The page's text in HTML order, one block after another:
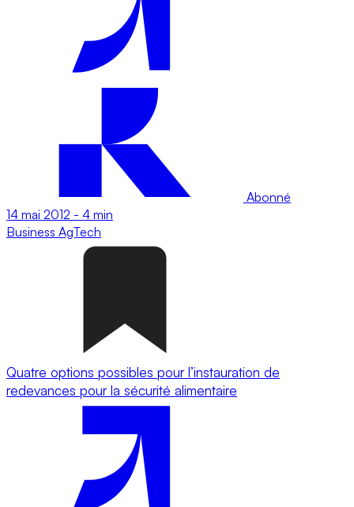
Abonné
14 mai 2012 - 4 min
Business AgTech
Quatre options possibles pour l’instauration de
redevances pour la sécurité alimentaire